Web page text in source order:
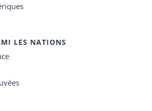
LES NATIONS